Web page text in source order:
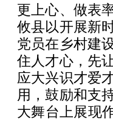
更上心、做表
攸县以开展新
党员在乡村建
住人才心，先
应大兴识才爱
用，鼓励和支
大舞台上展现